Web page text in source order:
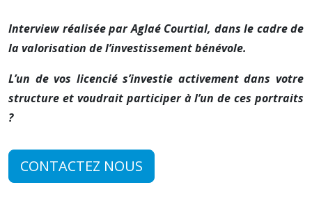
Interview réalisée par Aglaé Courtial, dans le cadre de
la valorisation de l’investissement bénévole.
L’un de vos licencié s’investie activement dans votre
structure et voudrait participer à l’un de ces portraits
?
CONTACTEZ NOUS